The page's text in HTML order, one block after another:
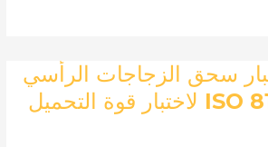
سحق الزجاجات الرأسي
وفقًا لمعيار ISO 8113 لاختبار قوة التحميل